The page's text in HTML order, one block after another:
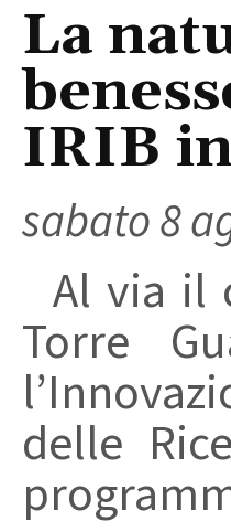
La
IRIB
sabato 8
Al via il
Torre
delle